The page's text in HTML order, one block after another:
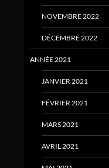
NOVEMBRE 2022
DÉCEMBRE 2022
ANNÉE 2021
JANVIER 2021
FÉVRIER 2021
MARS 2021
AVRIL 2021